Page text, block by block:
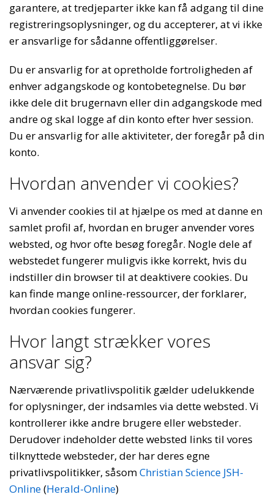
garantere, at tredjeparter ikke kan få adgang til dine
registreringsoplysninger, og du accepterer, at vi ikke
er ansvarlige for sådanne offentliggørelser.
Du er ansvarlig for at opretholde fortroligheden af
enhver adgangskode og kontobetegnelse. Du bør
ikke dele dit brugernavn eller din adgangskode med
andre og skal logge af din konto efter hver session.
Du er ansvarlig for alle aktiviteter, der foregår på din
konto.
Hvordan anvender vi cookies?
Vi anvender cookies til at hjælpe os med at danne en
samlet profil af, hvordan en bruger anvender vores
websted, og hvor ofte besøg foregår. Nogle dele af
webstedet fungerer muligvis ikke korrekt, hvis du
indstiller din browser til at deaktivere cookies. Du
kan finde mange online-ressourcer, der forklarer,
hvordan cookies fungerer.
Hvor langt strækker vores
ansvar sig?
Nærværende privatlivspolitik gælder udelukkende
for oplysninger, der indsamles via dette websted. Vi
kontrollerer ikke andre brugere eller websteder.
Derudover indeholder dette websted links til vores
tilknyttede websteder, der har deres egne
privatlivspolitikker, såsomChristian Science JSH-
Online(Herald-Online)